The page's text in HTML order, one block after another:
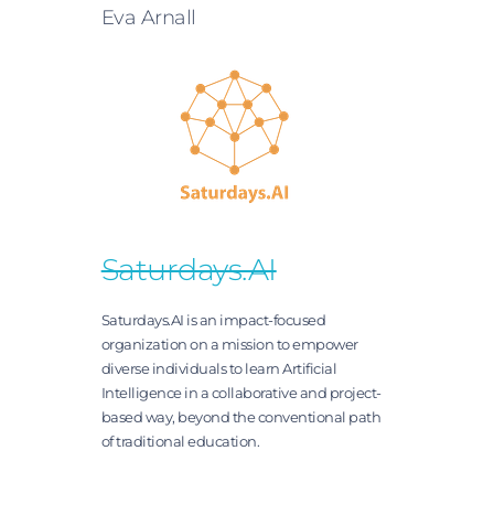
Eva Arnall
Saturdays.AI
Saturdays.AI is an impact-focused
organization on a mission to empower
diverse individuals to learn Artificial
Intelligence in a collaborative and project-
based way, beyond the conventional path
of traditional education.